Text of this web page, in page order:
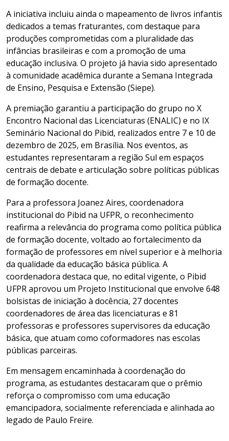
A iniciativa incluiu ainda o mapeamento de livros infantis
dedicados a temas fraturantes, com destaque para
produções comprometidas com a pluralidade das
infâncias brasileiras e com a promoção de uma
educação inclusiva. O projeto já havia sido apresentado
à comunidade acadêmica durante a Semana Integrada
de Ensino, Pesquisa e Extensão (Siepe).
A premiação garantiu a participação do grupo no X
Encontro Nacional das Licenciaturas (ENALIC) e no IX
Seminário Nacional do Pibid, realizados entre 7 e 10 de
dezembro de 2025, em Brasília. Nos eventos, as
estudantes representaram a região Sul em espaços
centrais de debate e articulação sobre políticas públicas
de formação docente.
Para a professora Joanez Aires, coordenadora
institucional do Pibid na UFPR, o reconhecimento
reafirma a relevância do programa como política pública
de formação docente, voltado ao fortalecimento da
formação de professores em nível superior e à melhoria
da qualidade da educação básica pública. A
coordenadora destaca que, no edital vigente, o Pibid
UFPR aprovou um Projeto Institucional que envolve 648
bolsistas de iniciação à docência, 27 docentes
coordenadores de área das licenciaturas e 81
professoras e professores supervisores da educação
básica, que atuam como coformadores nas escolas
públicas parceiras.
Em mensagem encaminhada à coordenação do
programa, as estudantes destacaram que o prêmio
reforça o compromisso com uma educação
emancipadora, socialmente referenciada e alinhada ao
legado de Paulo Freire.